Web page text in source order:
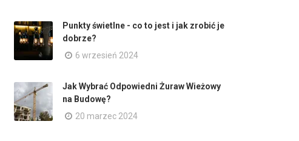
Punkty świetlne - co to jest i jak zrobić je
dobrze?
6 wrzesień 2024
Jak Wybrać Odpowiedni Żuraw Wieżowy
na Budowę?
20 marzec 2024